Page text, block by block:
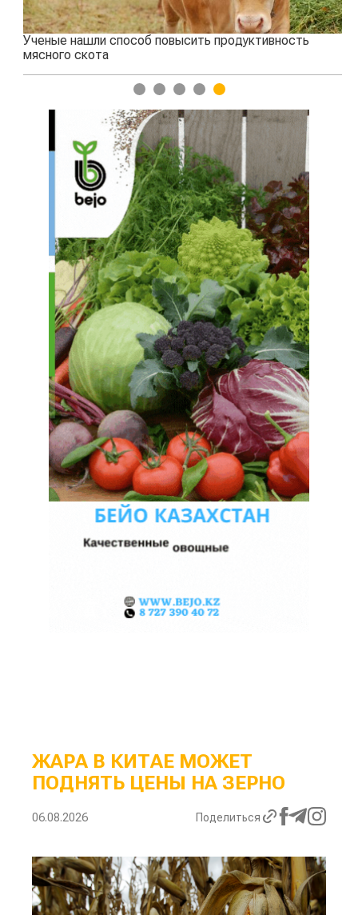
Ученые нашли способ повысить продуктивность
мясного скота
1 2 3 4 5
ЖАРА В КИТАЕ МОЖЕТ
ПОДНЯТЬ ЦЕНЫ НА ЗЕРНО
06.08.2026 Поделиться